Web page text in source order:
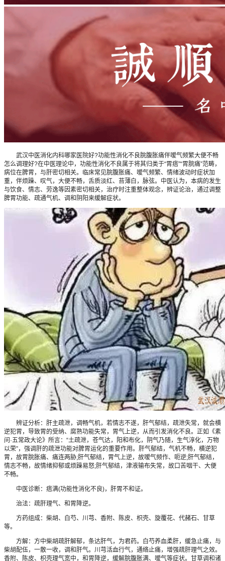
武汉中医消化内科哪家医院好?功能性消化不良脘腹胀痛伴嗳气频繁大便不畅
怎么调理好?在中医理论中，功能性消化不良属于将其归类于“胃痞”“胃脘痛”范畴，
病位在脾胃，与肝密切相关。临床常见脘腹胀痛、嗳气频繁、情绪波动时症状加
重，伴烦躁、叹气，大便不畅，舌质淡红、苔薄白，脉弦。中医认为，本病的发生
与饮食、情志、劳逸等因素密切相关，治疗时注重整体观念，辨证论治，通过调整
脾胃功能、疏通气机、调和阴阳来缓解症状。
辨证分析：肝主疏泄，调畅气机，若情志不遂，肝气郁结，疏泄失常，就会横
逆犯胃，导致胃的受纳、腐熟功能失常，胃气上逆，从而引发消化不良。正如《素
问·五常政大论》所言：“土疏泄，苍气达，阳和布化，阴气乃随，生气淳化，万物
以荣”，强调肝的疏泄功能对脾胃运化的重要作用。肝气郁结，气机不畅，横逆犯
胃，故胃脘胀痛、痛连两胁;肝气郁结，胃气上逆，故嗳气频作、呃逆;肝气郁结，
情志不畅，故情绪抑郁或烦躁易怒;肝气郁结，津液输布失常，故口苦咽干、大便
不畅。
中医诊断：痞满(功能性消化不良)，肝胃不和证。
治法：疏肝理气、和胃降逆。
方药组成：柴胡、白芍、川芎、香附、陈皮、枳壳、旋覆花、代赭石、甘草
等。
方解：方中柴胡疏肝解郁，条达肝气，为君药。白芍养血柔肝，缓急止痛，与
柴胡配伍，一散一收，调和肝气。川芎活血行气，通络止痛，增强疏肝理气之效。
香附、陈皮、枳壳理气宽中，和胃降逆，缓解脘腹胀满、嗳气等症状。甘草调和诸